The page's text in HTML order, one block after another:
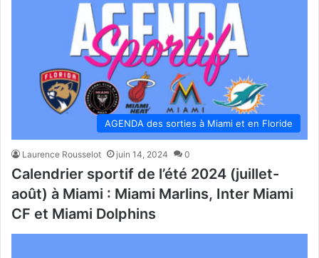
AGENDA des sorties à Miami et en Floride
Laurence Rousselot juin 14, 2024 0
Calendrier sportif de l’été 2024 (juillet-
août) à Miami : Miami Marlins, Inter Miami
CF et Miami Dolphins